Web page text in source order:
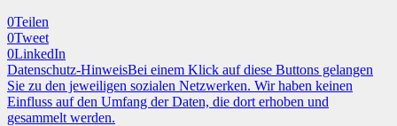
0Teilen
0Tweet
0LinkedIn
Datenschutz-HinweisBei einem Klick auf diese Buttons gelangen
Sie zu den jeweiligen sozialen Netzwerken. Wir haben keinen
Einfluss auf den Umfang der Daten, die dort erhoben und
gesammelt werden.